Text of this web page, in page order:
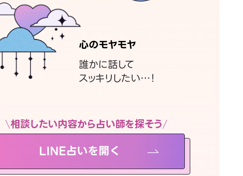
心のモヤモヤ
誰かに話して
スッキリしたい…！
相談したい内容から占い師を探そう
LINE占いを開く